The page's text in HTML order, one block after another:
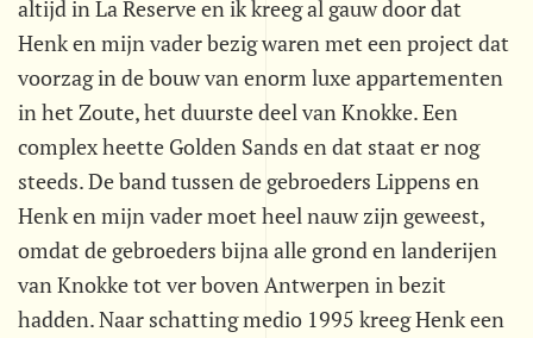
altijd in La Reserve en ik kreeg al gauw door dat
Henk en mijn vader bezig waren met een project dat
voorzag in de bouw van enorm luxe appartementen
in het Zoute, het duurste deel van Knokke. Een
complex heette Golden Sands en dat staat er nog
steeds. De band tussen de gebroeders Lippens en
Henk en mijn vader moet heel nauw zijn geweest,
omdat de gebroeders bijna alle grond en landerijen
van Knokke tot ver boven Antwerpen in bezit
hadden. Naar schatting medio 1995 kreeg Henk een